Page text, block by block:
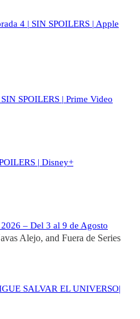
4 | SIN SPOILERS | Apple
SPOILERS | Prime Video
| Disney+
2026 – Del 3 al 9 de Agosto
Alejo, and Fuera de Series
SALVAR EL UNIVERSO|